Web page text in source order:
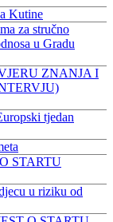
Kutine
za stručno
u Gradu
ZNANJA I
tjedan
STARTU
u riziku od